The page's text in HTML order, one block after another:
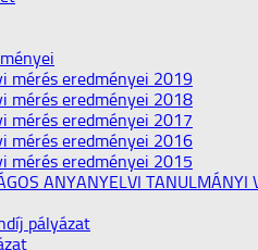
mérés eredményei 2019
mérés eredményei 2018
mérés eredményei 2017
mérés eredményei 2016
mérés eredményei 2015
ANYANYELVI TANULMÁNYI
pályázat